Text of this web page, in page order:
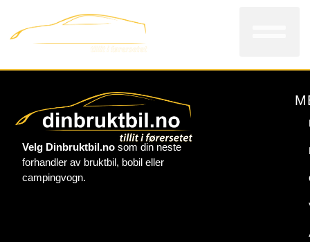
Velg Dinbruktbil.nosom din neste
forhandler av bruktbil, bobil eller
campingvogn.